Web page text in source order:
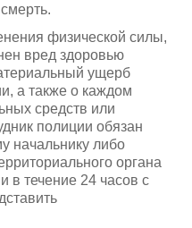
физической силы,
вред здоровью
ущерб
а также о каждом
средств или
полиции обязан
начальнику либо
органа
в течение 24 часов с